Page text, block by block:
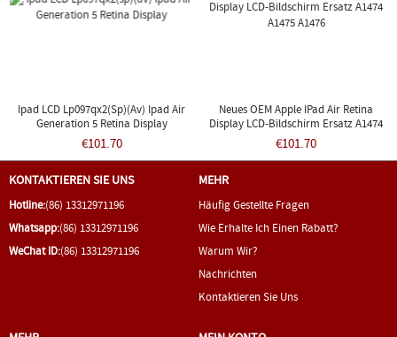
Ipad LCD Lp097qx2(sp)(av) Ipad Air
Generation 5 Retina Display
€101.70
Neues OEM Apple IPad Air Retina
Display LCD-Bildschirm Ersatz A1474
A1475 A1476
€101.70
KONTAKTIEREN SIE UNS
Hotline:(86) 13312971196
Whatsapp:(86) 13312971196
WeChat ID:(86) 13312971196
MEHR
Häufig Gestellte Fragen
Wie Erhalte Ich Einen Rabatt?
Warum Wir?
Nachrichten
Kontaktieren Sie Uns